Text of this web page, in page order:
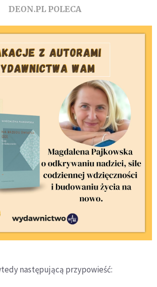
DEON.PL POLECA
następującą przypowieść: